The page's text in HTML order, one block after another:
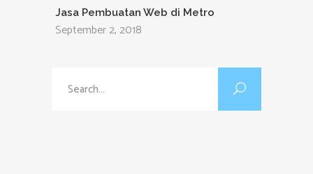
Jasa Pembuatan Web di Metro
September 2, 2018